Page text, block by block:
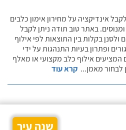
אינדיקציה על מחירון אימון כלבים
באתר טוב תודה ניתן לקבל
בקלות בין התוצאות לפי אילוף
ופתרון בעיות התנהגות על ידי
המציעים אילוף כלב מקצועי או מאלף
לבחור מאמן... קרא עוד
שנה עיר